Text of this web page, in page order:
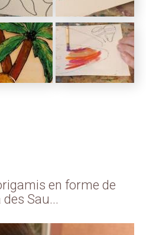
en forme de
Sau...